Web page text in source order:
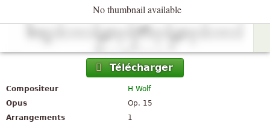
No thumbnail available
Télécharger
Compositeur
H Wolf
Opus
Op. 15
Arrangements
1